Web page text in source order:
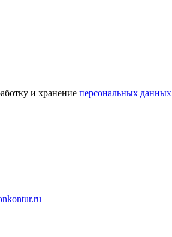
и хранение персональных данных